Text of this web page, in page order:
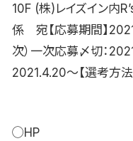
10F (株)レイズイン内
係 宛【応募期間】
次）一次応募〆切：
2021.4.20〜【選考方
◯HP